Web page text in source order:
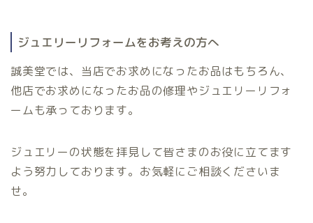
ジュエリーリフォームをお考えの方へ
誠美堂では、当店でお求めになったお品はもちろん、
他店でお求めになったお品の修理やジュエリーリフォ
ームも承っております。
ジュエリーの状態を拝見して皆さまのお役に立てます
よう努力しております。お気軽にご相談くださいま
せ。